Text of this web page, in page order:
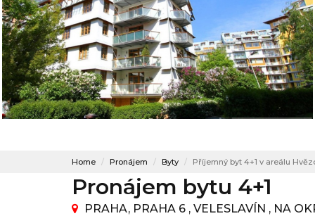
Home Pronájem Byty Příjemný byt 4+1 v areálu
Pronájem bytu 4+1
PRAHA, PRAHA 6 , VELESLAVÍN , NA